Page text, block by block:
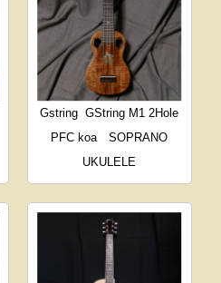
Gstring GString M1 2Hole
PFC koa SOPRANO
UKULELE